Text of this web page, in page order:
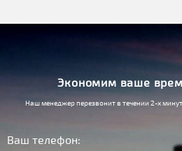
Экономим ваше
Наш менеджер перезвонит в течении 2-х
Ваш телефон: